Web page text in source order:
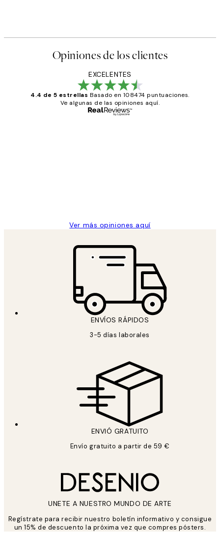
Opiniones de los clientes
EXCELENTES
4.4 de 5 estrellas Basado en 108474 puntuaciones.
Ve algunas de las opiniones aquí.
Ver más opiniones aquí
ENVÍOS RÁPIDOS
3-5 días laborales
ENVIÓ GRATUITO
Envío gratuito a partir de 59 €
UNETE A NUESTRO MUNDO DE ARTE
Regístrate para recibir nuestro boletín informativo y consigue
un 15% de descuento la próxima vez que compres pósters.